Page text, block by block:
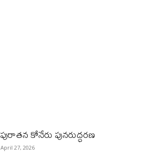
పురాత‌న కోనేరు పున‌రుద్ధ‌ర‌ణ
April 27, 2026